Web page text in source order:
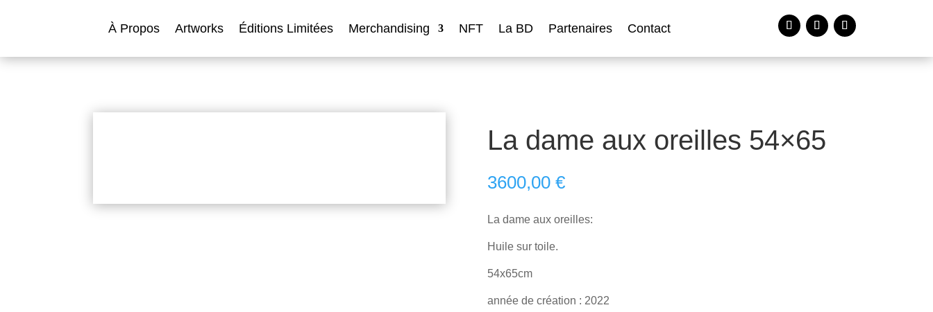
À Propos Artworks Éditions Limitées Merchandising NFT La BD Partenaires Contact
La dame aux oreilles 54×65
3600,00 €
La dame aux oreilles:
Huile sur toile.
54x65cm
année de création : 2022